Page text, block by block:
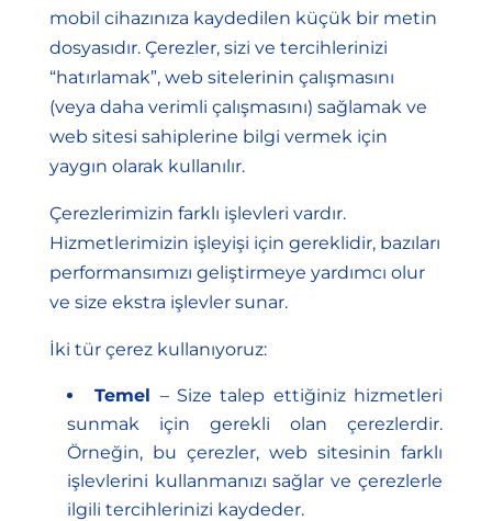
mobil cihazınıza kaydedilen küçük bir metin
dosyasıdır. Çerezler, sizi ve tercihlerinizi
“hatırlamak”, web sitelerinin çalışmasını
(veya daha verimli çalışmasını) sağlamak ve
web sitesi sahiplerine bilgi vermek için
yaygın olarak kullanılır.
Çerezlerimizin farklı işlevleri vardır.
Hizmetlerimizin işleyişi için gereklidir, bazıları
performansımızı geliştirmeye yardımcı olur
ve size ekstra işlevler sunar.
İki tür çerez kullanıyoruz:
Temel – Size talep ettiğiniz hizmetleri
sunmak için gerekli olan çerezlerdir.
Örneğin, bu çerezler, web sitesinin farklı
işlevlerini kullanmanızı sağlar ve çerezlerle
ilgili tercihlerinizi kaydeder.